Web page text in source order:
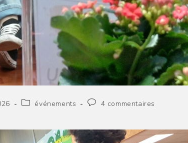
Postévénements
Commentaires
publication :
4 commentaires